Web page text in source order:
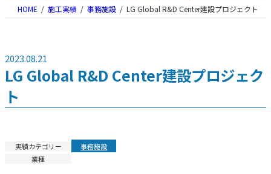
HOME 施工実績 事務施設 LG Global R&D Center建設プロジェクト
2023.08.21
LG Global R&D Center建設プロジェク
ト
実績カテゴリー
事務施設
業種